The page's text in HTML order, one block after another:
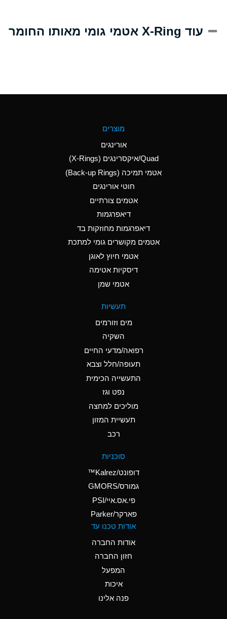
(Aqueous)
Aluminum Nitrate
(Aqueous)
Aluminum Phosphate
Ammonia Anhydrous
D
Ammonia Gas (cold)
D
Ammonia Gas (hot)
Ammonium Hydroxide
B
Ammonium Nitrate
Ammonium Nitrite
Ammonium Persulfate
Ammonium Phosphate
A
Ammonium Sulfate
B
Amyl Acetate (Banana
עוד X-Ring אטמי גומי מאותו החומר
מוצרים
אורינגים
Quad/איקסרינגים (X-Rings)
אטמי תמיכה (Back-up Rings)
חוטי אורינגים
אטמים צורתיים
דיאפרגמות
דיאפרגמות מחוזקות בד
אטמים מקושרים גומי למתכת
אטמי חיוץ לאוגן
דיסקיות אטימה
אטמי שמן
תעשיות
מים וזורמים
השקיה
רפואה/מדעי החיים
תעופה/חלל וצבא
התעשייה הכימית
נפט וגז
מוליכים למחצה
תעשיית המזון
רכב
סוכניות
דופונט/Kalrez™
גמורס/GMORS
פי.אס.איי/PSI
פארקר/Parker
אודות טכנו עד
אודות החברה
חזון החברה
המפעל
איכות
פנה אלינו